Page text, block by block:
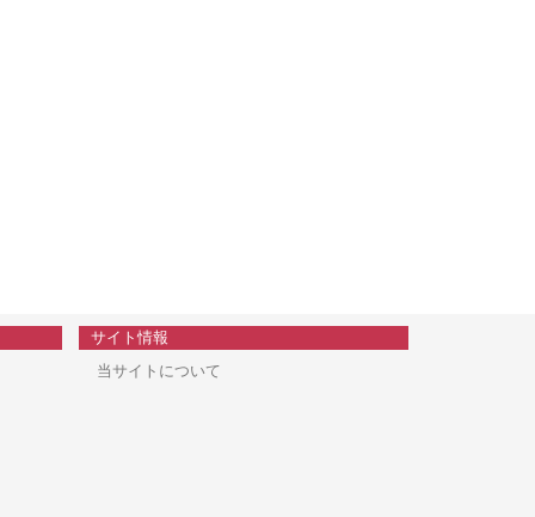
サイト情報
当サイトについて